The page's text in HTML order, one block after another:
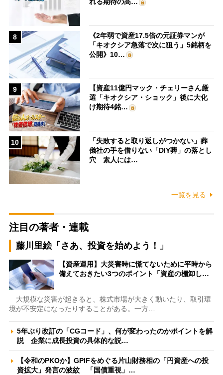
8
《2年弱で資産17.5倍の元証券マンが
「キオクシア急落で次に狙う」5銘柄を
公開》10…
9
【資産11億円マック・チェリーさん厳
選「キオクシア・ショック」後に大化
け期待4銘…
10
「失敗すると取り返しがつかない」葬
儀社の手を借りない「DIY葬」の落とし
穴 素人には…
一覧を見る
注目の著者・連載
藤川里絵「さあ、投資を始めよう！」
【資産運用】大災害時に慌てないために平時から
備えておきたい3つのポイント「資産の棚卸し…
大規模な災害が起きると、株式市場が大きく動いたり、取引環
境が不安定になったりすることがある。一方…
5年ぶり改訂の「CGコード」、何が変わったのかポイントを解
説 企業に成長投資の具体的な説…
【令和のPKOか】GPIFをめぐる片山財務相の「円資産への投
資拡大」発言の波紋 「国債重視」…